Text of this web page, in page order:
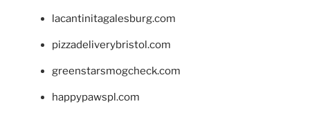
lacantinitagalesburg.com
pizzadeliverybristol.com
greenstarsmogcheck.com
happypawspl.com